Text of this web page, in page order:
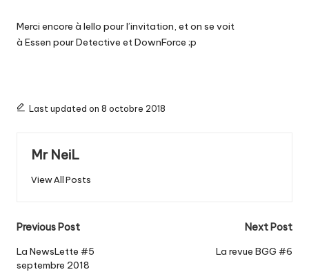
Merci encore à Iello pour l’invitation, et on se voit
à Essen pourDetective etDownForce ;p
Last updated on 8 octobre 2018
Mr NeiL
View All Posts
Post
navigation
Previous Post
La NewsLette #5
septembre 2018
Next Post
La revue BGG #6